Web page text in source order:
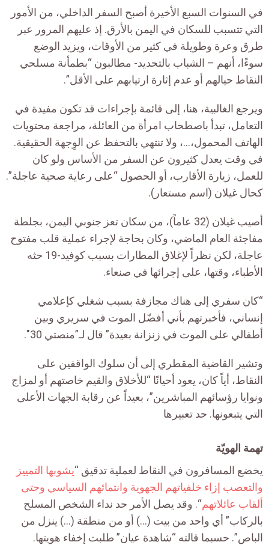
في السنوات السبع الأخيرة أصبح السفر الداخلي، من الأمور
التي تتسبب للسكان في اليمن بالأرق. إذ عليهم المرور عبر
طرق وعرة وطويلة في كثير من الأوقات، ويزيد الوضع
سوءًا، أنهم – الشباب بالتحديد- مطالبون “بطمأنة مسلحي
النقاط حيالهم أو عدم إثارة ارتيابهم على الأقل”.
ويرجع الغالبية، هنا، إلى قائمة بإجراءات قد تكون مفيدة في
التعامل، تبدأ باصطحاب امرأة من العائلة، مراجعة محتويات
الهاتف المحمول،…، ولا تنتهي بالتحفظ عن الوِجهة الحقيقية.
في وقت يعدل كثيرون عن السفر من الأساس ولو كان
للعمل، زيارة الأقارب، أو الحصول “على رعاية صحية عاجلة”.
كحال غيلان (اسم مستعار).
أصيب غيلان (32 عاماً)، من سكان تعز جنوبي اليمن، بجلطة
مفاجئة العام الماضي، وكان بحاجة لإجراء عملية قلب مفتوح
عاجلة، لكن نظراً لإغلاق المطارات بسبب كوفيد-19 حثه
الأطباء، وقتها، على إجرائها في صنعاء.
“كان سفري إلى هناك مجازفة بسبب شغلي كإعلامي
إنساني، فأخبرتهم بأني أفضّل الموت في سريري وبين
أطفالي على الموت في زنزانة بعيدة” قال لـ”منصتي 30″.
وتشير القاضية المقطري إلى أن سلوك الواقفين على
النقاط، أياً كان، يعود أحيانًا “للأخلاق والقيم خاصتهم أو لمزاج
ونوايا رؤسائهم المباشرين”، بعيداً عن رقابة الجهات الأعلى
التي يتبعونها. حد تعبيرها
تهمة الهويّة
يخضع المسافرون في النقاط لعملية تدقيق “يشوبها التمييز
والتعصب إزاء خلفياتهم الجهوية وانتمائهم السياسي وحتى
ألقاب عائلاتهم“. وقد يصل الأمر حد نداء الشخص المسلح
بالركاب” أي واحد من بيت (…) أو من منطقة (…) ينزل من
الباص”. حسبما قالته “شاهدة عيان” طلبت إخفاء هويتها.